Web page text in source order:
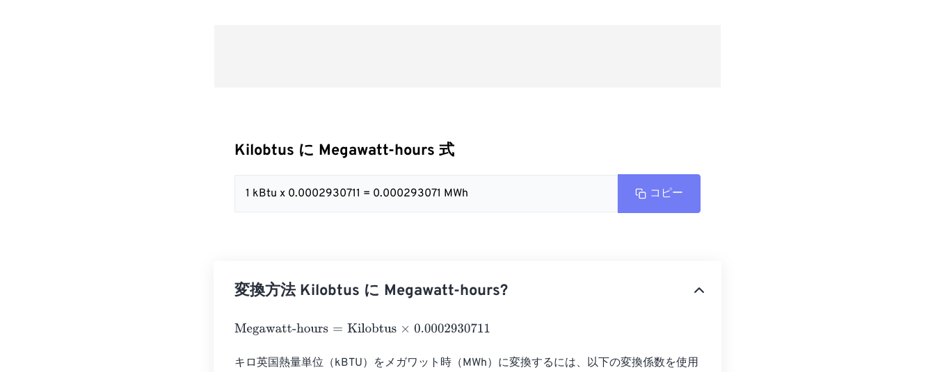
Kilobtus に Megawatt-hours 式
1 kBtu x 0.0002930711 = 0.000293071 MWh コピー
変換方法 Kilobtus に Megawatt-hours?
Megawatt-hours=Kilobtus×0.0002930711
キロ英国熱量単位（kBTU）をメガワット時（MWh）に変換するには、以下の変換係数を使用